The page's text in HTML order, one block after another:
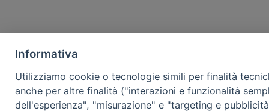
Informativa
Utilizziamo cookie o tecnologie simili per finalità
anche per altre finalità ("interazioni e funzionalità
dell'esperienza", "misurazione" e "targeting e